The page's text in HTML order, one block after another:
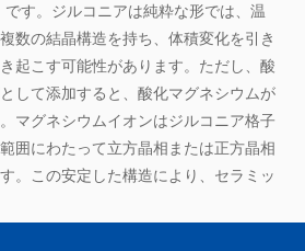
す。ジルコニアは純粋な形では、温
数の結晶構造を持ち、体積変化を引き
起こす可能性があります。ただし、酸
して添加すると、酸化マグネシウムが
マグネシウムイオンはジルコニア格子
囲にわたって立方晶相または正方晶相
。この安定した構造により、セラミッ